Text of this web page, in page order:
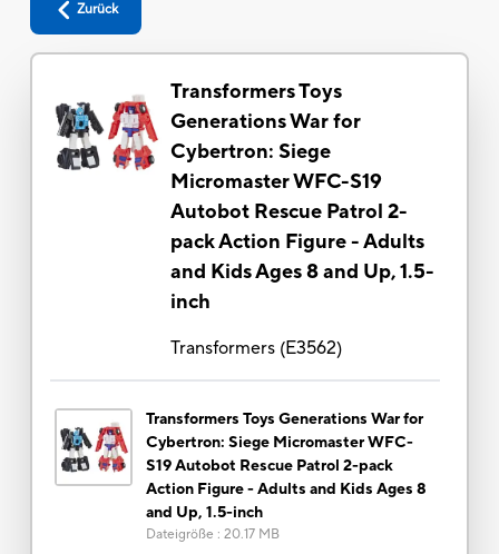
Zurück
Transformers Toys
Generations War for
Cybertron: Siege
Micromaster WFC-S19
Autobot Rescue Patrol 2-
pack Action Figure - Adults
and Kids Ages 8 and Up, 1.5-
inch
Transformers(E3562)
Transformers Toys Generations War for
Cybertron: Siege Micromaster WFC-
S19 Autobot Rescue Patrol 2-pack
Action Figure - Adults and Kids Ages 8
and Up, 1.5-inch
Dateigröße : 20.17 MB